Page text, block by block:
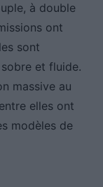
à double
ont
sont
et fluide.
massive au
elles ont
modèles de